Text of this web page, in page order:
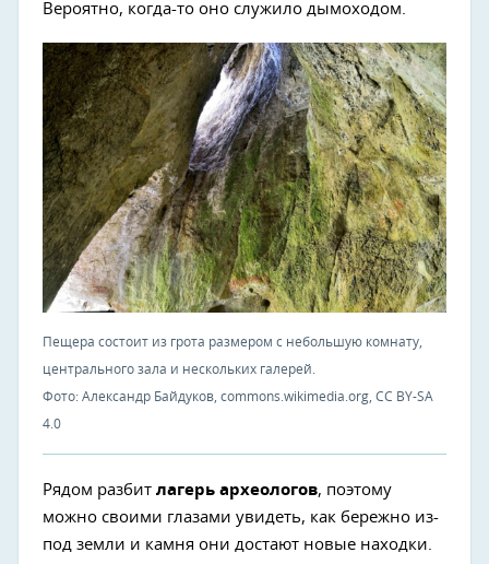
Вероятно, когда-то оно служило дымоходом.
Пещера состоит из грота размером с небольшую комнату,
центрального зала и нескольких галерей.
Фото: Александр Байдуков, commons.wikimedia.org, CC BY-SA
4.0
Рядом разбит лагерь археологов, поэтому
можно своими глазами увидеть, как бережно из-
под земли и камня они достают новые находки.